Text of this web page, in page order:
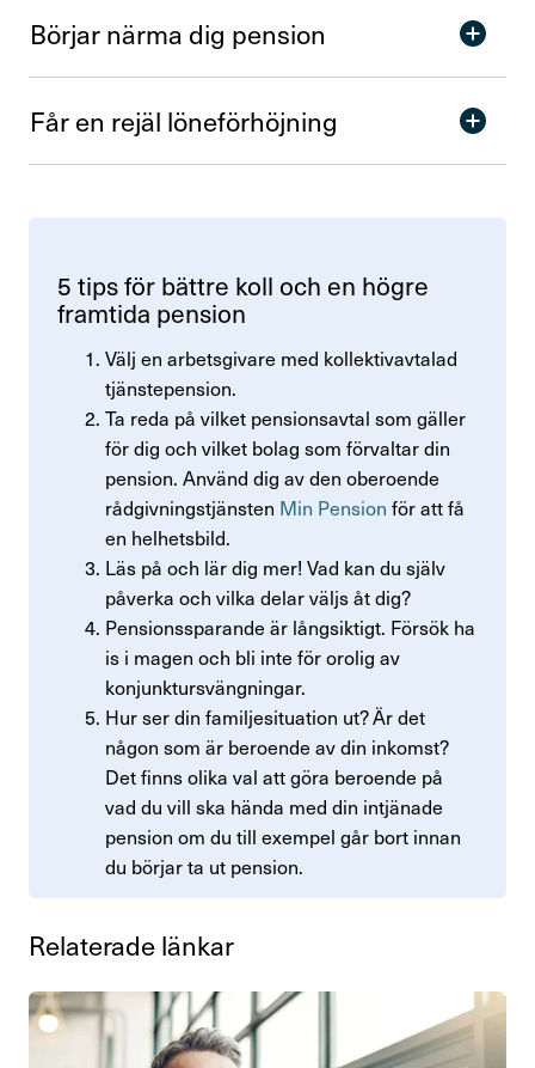
Börjar närma dig pension
Får en rejäl löne­för­höj­ning
5 tips för bättre koll och en högre
fram­tida pension
Välj en arbetsgivare med kollektivavtalad
tjänstepension.
Ta reda på vilket pensionsavtal som gäller
för dig och vilket bolag som förvaltar din
pension. Använd dig av den oberoende
rådgivningstjänsten Min Pension för att få
en helhetsbild.
Läs på och lär dig mer! Vad kan du själv
påverka och vilka delar väljs åt dig?
Pensionssparande är långsiktigt. Försök ha
is i magen och bli inte för orolig av
konjunktursvängningar.
Hur ser din familjesituation ut? Är det
någon som är beroende av din inkomst?
Det finns olika val att göra beroende på
vad du vill ska hända med din intjänade
pension om du till exempel går bort innan
du börjar ta ut pension.
Rela­te­rade länkar